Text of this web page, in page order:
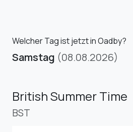
Welcher Tag ist jetzt in Oadby?
Samstag (08.08.2026)
British Summer Time
BST